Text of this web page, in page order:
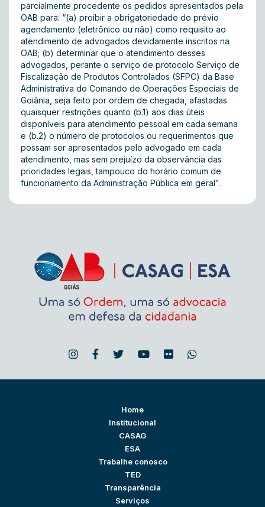
parcialmente procedente os pedidos apresentados pela
OAB para: “(a) proibir a obrigatoriedade do prévio
agendamento (eletrônico ou não) como requisito ao
atendimento de advogados devidamente inscritos na
OAB; (b) determinar que o atendimento desses
advogados, perante o serviço de protocolo Serviço de
Fiscalização de Produtos Controlados (SFPC) da Base
Administrativa do Comando de Operações Especiais de
Goiânia, seja feito por ordem de chegada, afastadas
quaisquer restrições quanto (b.1) aos dias úteis
disponíveis para atendimento pessoal em cada semana
e (b.2) o número de protocolos ou requerimentos que
possam ser apresentados pelo advogado em cada
atendimento, mas sem prejuízo da observância das
prioridades legais, tampouco do horário comum de
funcionamento da Administração Pública em geral”.
Home
Institucional
CASAG
ESA
Trabalhe conosco
TED
Transparência
Serviços